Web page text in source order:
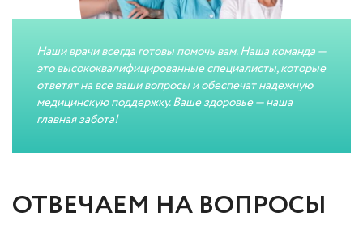
Наши врачи всегда готовы помочь вам. Наша команда —
это высококвалифицированные специалисты, которые
ответят на все ваши вопросы и обеспечат надежную
медицинскую поддержку. Ваше здоровье — наша
главная забота!
ОТВЕЧАЕМ НА ВОПРОСЫ